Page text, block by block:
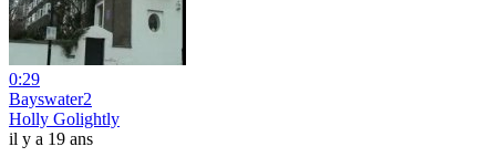
0:29
Bayswater2
Holly Golightly
il y a 19 ans